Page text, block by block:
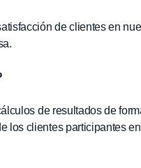
de clientes en
de resultados de
los clientes participantes